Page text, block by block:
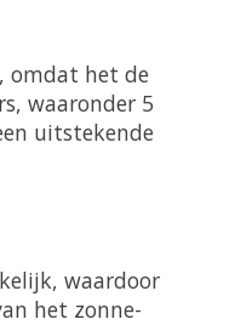
omdat het de
waaronder 5
uitstekende
waardoor
het zonne-